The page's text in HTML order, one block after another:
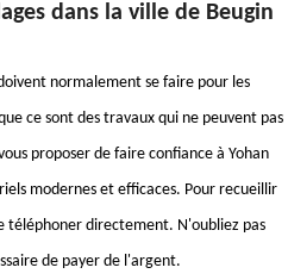
dans la ville de Beugin
normalement se faire pour les
ce sont des travaux qui ne peuvent pas
proposer de faire confiance à Yohan
modernes et efficaces. Pour recueillir
téléphoner directement. N'oubliez pas
de payer de l'argent.